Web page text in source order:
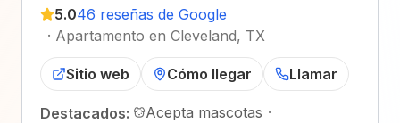
5.046 reseñas de Google
· Apartamento en Cleveland, TX
Sitio web Cómo llegar Llamar
Destacados: Acepta mascotas ·